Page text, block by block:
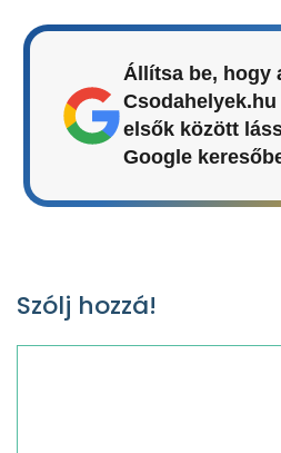
Állítsa be, hogy
elsők között
Google
Szólj hozzá!